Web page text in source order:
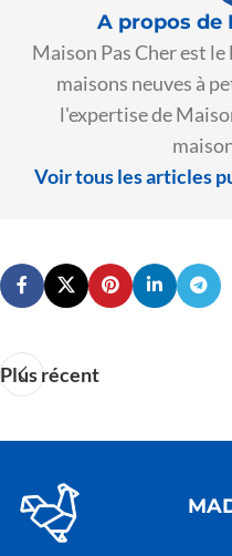
A propos de
Maison Pas Cher est
maisons neuves à
l'expertise de
Voir tous les articles
Plus récent